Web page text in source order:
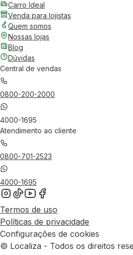
Carro Ideal
Venda para lojistas
Quem somos
Nossas lojas
Blog
Dúvidas
Central de vendas
0800-200-2000
4000-1695
Atendimento ao cliente
0800-701-2523
4000-1695
Termos de uso
Políticas de privacidade
Configurações de cookies
© Localiza - Todos os direitos